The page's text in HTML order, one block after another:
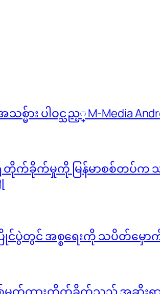
မ်ား ပါဝင္သည့္ M-Media
တိုက်ခိုက်မှုကို မြန်မာစစ်တပ်က
ပြိုင်ပွဲတွင် အစ္စရေးကို သပိတ်မှ